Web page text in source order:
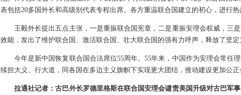
表包括20多国外长和高级别代表专程出席。各方重温联合国建立的初心，进行热
王毅外长提出五点主张，一是重振联合国宪章，二是重振安理会权威，三
效能，发出了维护联合国、激活联合国、壮大联合国的强有力呼声，释放了坚
今年是新中国恢复联合国合法席位55周年。55年来，中国作为安理会常任
续担大义、行大道，同各国在多边主义旗帜下实现更大团结，推动建设更加公
拉通社记者：古巴外长罗德里格斯在联合国安理会谴责美国升级对古巴军